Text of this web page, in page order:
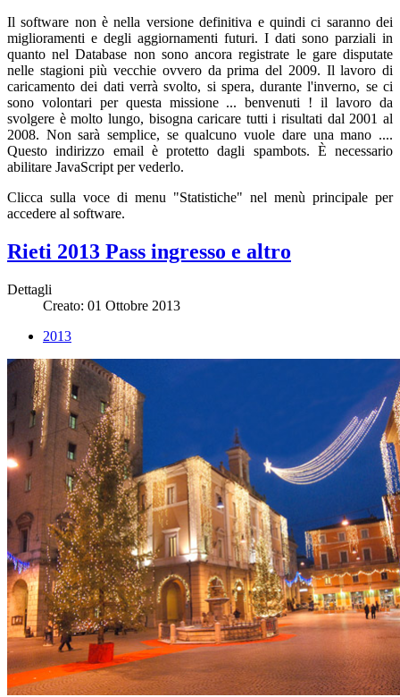
Il software non è nella versione definitiva e quindi ci saranno dei
miglioramenti e degli aggiornamenti futuri. I dati sono parziali in
quanto nel Database non sono ancora registrate le gare disputate
nelle stagioni più vecchie ovvero da prima del 2009. Il lavoro di
caricamento dei dati verrà svolto, si spera, durante l'inverno, se ci
sono volontari per questa missione ... benvenuti ! il lavoro da
svolgere è molto lungo, bisogna caricare tutti i risultati dal 2001 al
2008. Non sarà semplice, se qualcuno vuole dare una mano ....
Questo indirizzo email è protetto dagli spambots. È necessario
abilitare JavaScript per vederlo.
Clicca sulla voce di menu "Statistiche" nel menù principale per
accedere al software.
Rieti 2013 Pass ingresso e altro
Dettagli
Creato: 01 Ottobre 2013
2013